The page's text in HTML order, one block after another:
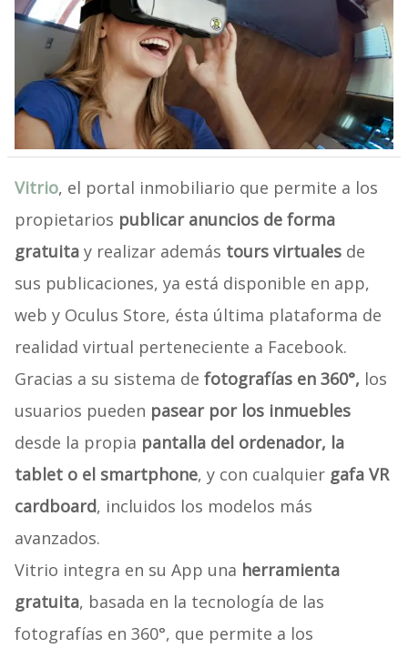
Vitrio, el portal inmobiliario que permite a los
propietarios publicar anuncios de forma
gratuitay realizar además tours virtualesde
sus publicaciones, ya está disponible en app,
web y Oculus Store, ésta última plataforma de
realidad virtual perteneciente a Facebook.
Gracias a su sistema de fotografías en 360°, los
usuarios pueden pasear por los inmuebles
desde la propia pantalla del ordenador, la
tablet o el smartphone, y con cualquier gafa VR
cardboard, incluidos los modelos más
avanzados.
Vitrio integra en su App una herramienta
gratuita, basada en la tecnología de las
fotografías en 360°, que permite a los